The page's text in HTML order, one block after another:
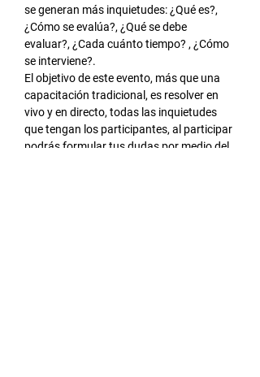
se generan más inquietudes: ¿Qué es?,
¿Cómo se evalúa?, ¿Qué se debe
evaluar?, ¿Cada cuánto tiempo? , ¿Cómo
se interviene?.
El objetivo de este evento, más que una
capacitación tradicional, es resolver en
vivo y en directo, todas las inquietudes
que tengan los participantes, al participar
podrás formular tus dudas por medio del